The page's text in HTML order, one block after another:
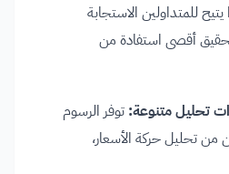
للمتداولين الاستجابة
أقصى استفادة من
تحليل متنوعة: توفر الرسوم
من تحليل حركة الأسعار،